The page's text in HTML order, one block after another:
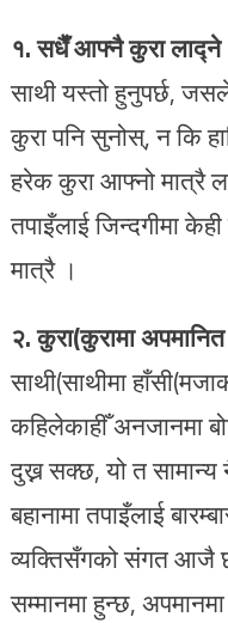
१. सधैँ आफ्नै कुरा लाद्ने
साथी यस्तो हुनुपर्छ,
कुरा पनि सुनोस्, न कि
हरेक कुरा आफ्नो मात्रै
तपाइँलाई जिन्दगीमा
मात्रै ।
२. कुरा(कुरामा अपमानित
साथी(साथीमा
कहिलेकाहीँ अनजानमा
दुख्न सक्छ, यो त
बहानामा तपाइँलाई
व्यक्तिसँगको संगत आजै
सम्मानमा हुन्छ,